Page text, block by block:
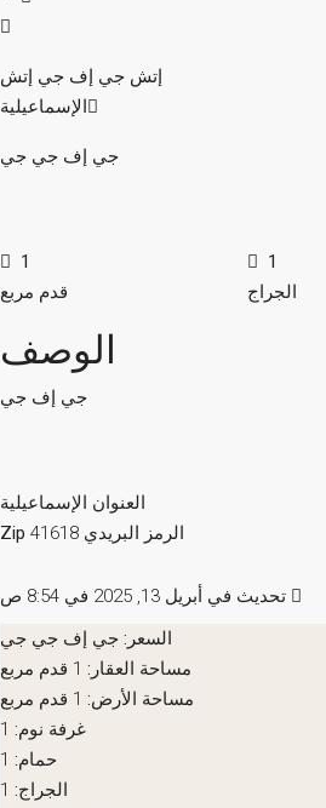
إتش جي إف جي إتش
الإسماعيلية
جي إف جي جي
1
الجراج
1
قدم مربع
الوصف
جي إف جي
العنوان الإسماعيلية
الرمز البريدي Zip 41618
تحديث في أبريل 13, 2025 في 8:54 ص
السعر: جي إف جي جي
مساحة العقار: 1 قدم مربع
مساحة الأرض: 1 قدم مربع
غرفة نوم: 1
حمام: 1
الجراج: 1